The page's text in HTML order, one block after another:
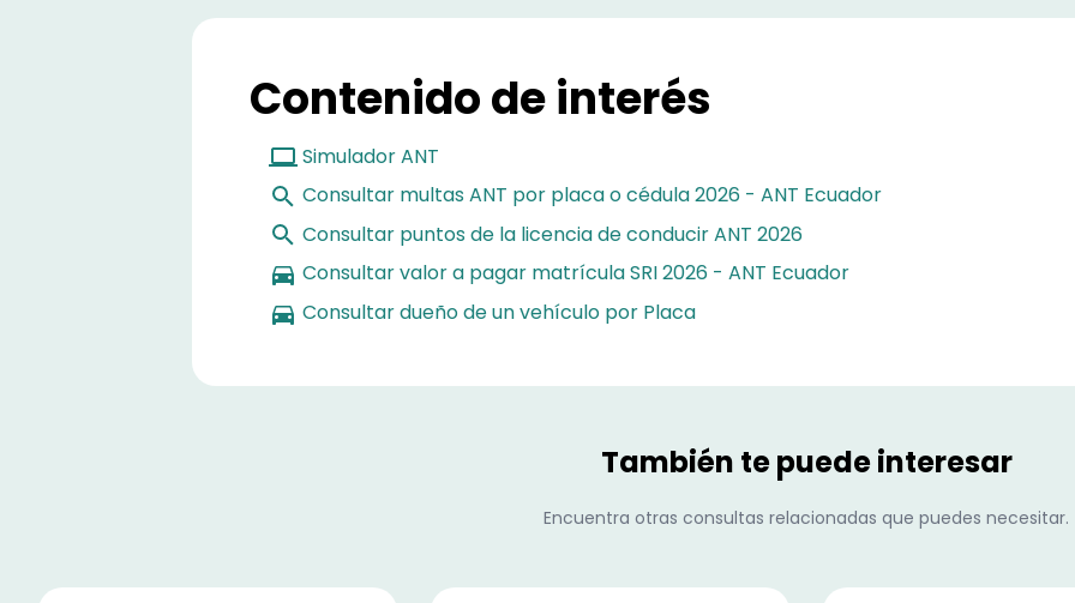
Contenido de interés
Simulador ANT
Consultar multas ANT por placa o cédula 2026 - ANT Ecuador
Consultar puntos de la licencia de conducir ANT 2026
Consultar valor a pagar matrícula SRI 2026 - ANT Ecuador
Consultar dueño de un vehículo por Placa
También te puede interesar
Encuentra otras consultas relacionadas que puedes necesitar.